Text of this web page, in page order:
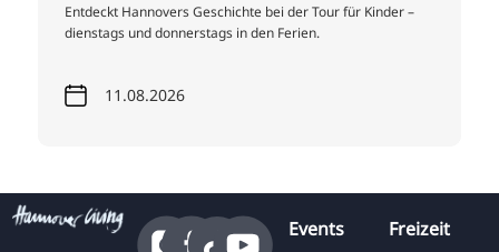
Entdeckt Hannovers Geschichte bei der Tour für Kinder –
dienstags und donnerstags in den Ferien.
11.08.2026
Events Freizeit